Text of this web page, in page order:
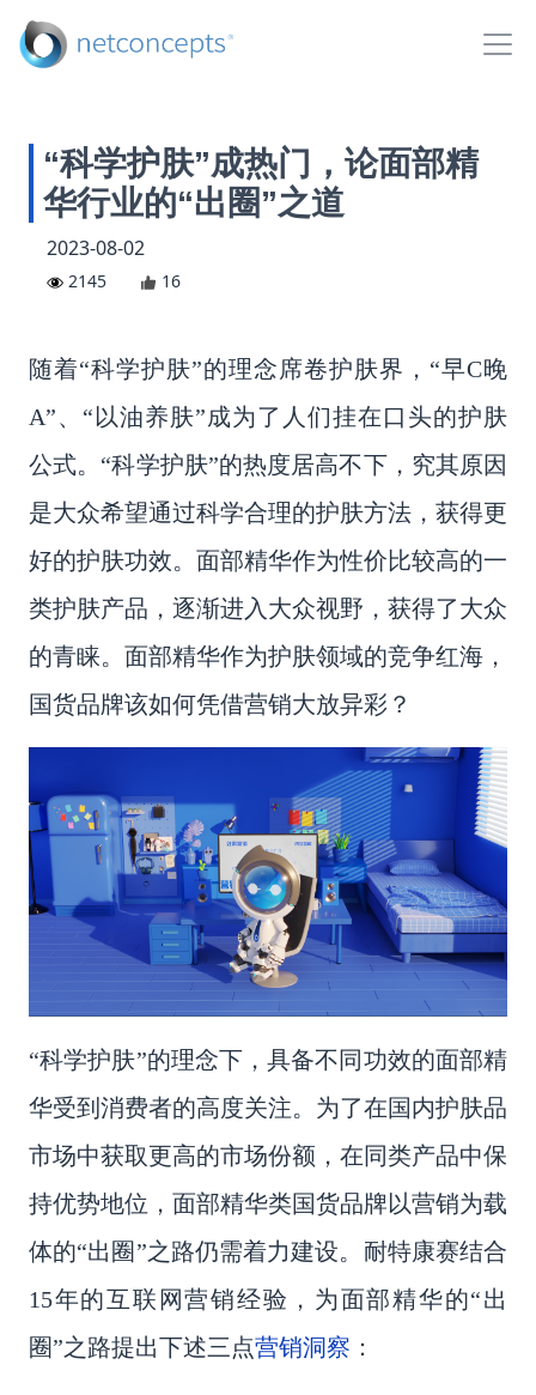
“科学护肤”成热门，论面部精
华行业的“出圈”之道
2023-08-02
2145 16
随着“科学护肤”的理念席卷护肤界， “早C晚
A”、“以油养肤”成为了人们挂在口头的护肤
公式。 “科学护肤”的热度居高不下，究其原因
是大众希望通过科学合理的护肤方法，获得更
好的护肤功效。面部精华作为性价比较高的一
类护肤产品，逐渐进入大众视野，获得了大众
的青睐。面部精华作为护肤领域的竞争红海，
国货品牌该如何凭借营销大放异彩？
“科学护肤”的理念下，具备不同功效的面部精
华受到消费者的高度关注。为了在国内护肤品
市场中获取更高的市场份额，在同类产品中保
持优势地位，面部精华类国货品牌以营销为载
体的“出圈”之路仍需着力建设。耐特康赛结合
15年的互联网营销经验，为面部精华的“出
圈”之路提出下述三点营销洞察 ：